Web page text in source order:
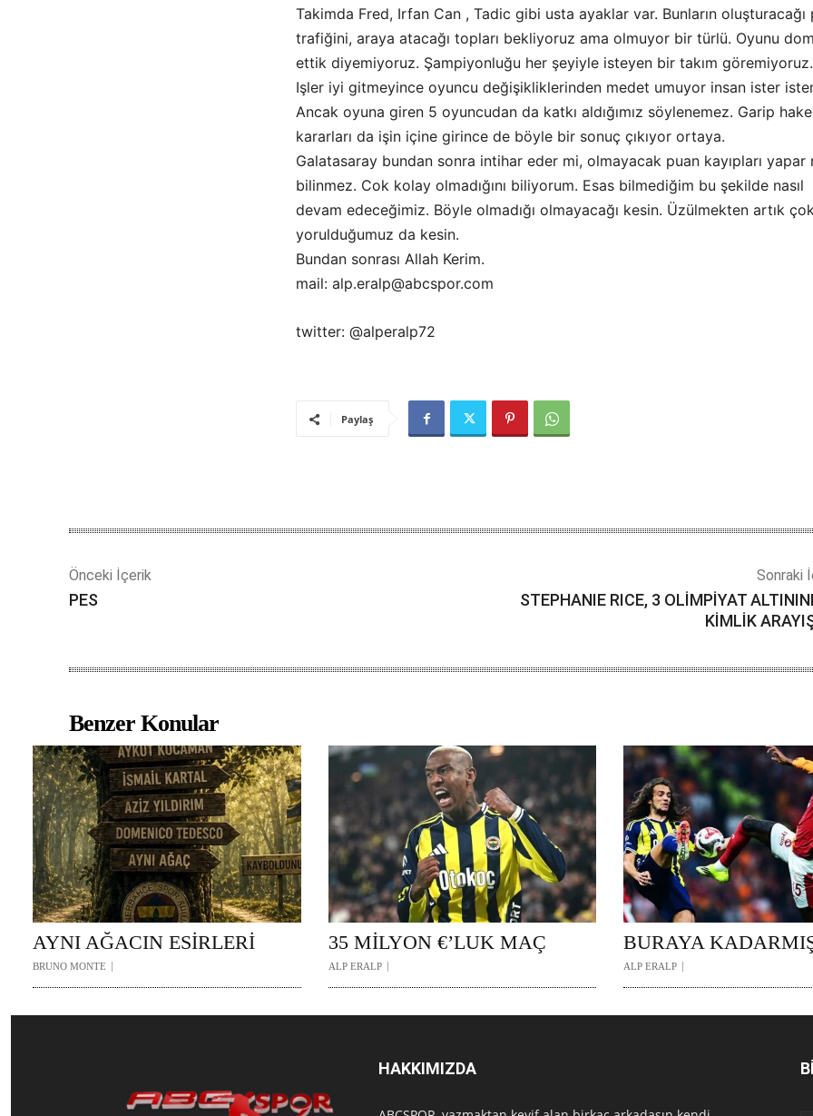
Takimda Fred, Irfan Can , Tadic gibi usta ayaklar var. Bunların oluşturacağı
trafiğini, araya atacağı topları bekliyoruz ama olmuyor bir türlü. Oyunu
ettik diyemiyoruz. Şampiyonluğu her şeyiyle isteyen bir takım göremiyoruz.
Işler iyi gitmeyince oyuncu değişikliklerinden medet umuyor insan ister
Ancak oyuna giren 5 oyuncudan da katkı aldığımız söylenemez. Garip
kararları da işin içine girince de böyle bir sonuç çıkıyor ortaya.
Galatasaray bundan sonra intihar eder mi, olmayacak puan kayıpları yapar
bilinmez. Cok kolay olmadığını biliyorum. Esas bilmediğim bu şekilde nasıl
devam edeceğimiz. Böyle olmadığı olmayacağı kesin. Üzülmekten artık
yorulduğumuz da kesin.
Bundan sonrası Allah Kerim.
mail: alp.eralp@abcspor.com
twitter: @alperalp72
Paylaş
Önceki İçerik
PES
Sonraki
STEPHANIE RICE, 3 OLİMPİYAT
KİMLİK
Benzer Konular
AYNI AĞACIN ESİRLERİ
BRUNO MONTE
35 MİLYON €’LUK MAÇ
ALP ERALP
BURAYA
ALP ERALP
HAKKIMIZDA